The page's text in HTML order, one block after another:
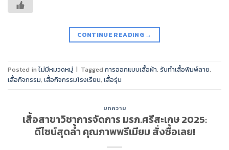
CONTINUE READING →
Posted in ไม่มีหมวดหมู่ | Tagged การออกแบบเสื้อผ้า, รับทำเสื้อพิมพ์ลาย,
เสื้อกิจกรรม, เสื้อกิจกรรมโรงเรียน, เสื้อรุ่น
บทความ
เสื้อสาขาวิชาการจัดการ มรภ.ศรีสะเกษ 2025:
ดีไซน์สุดล้ำ คุณภาพพรีเมียม สั่งซื้อเลย!